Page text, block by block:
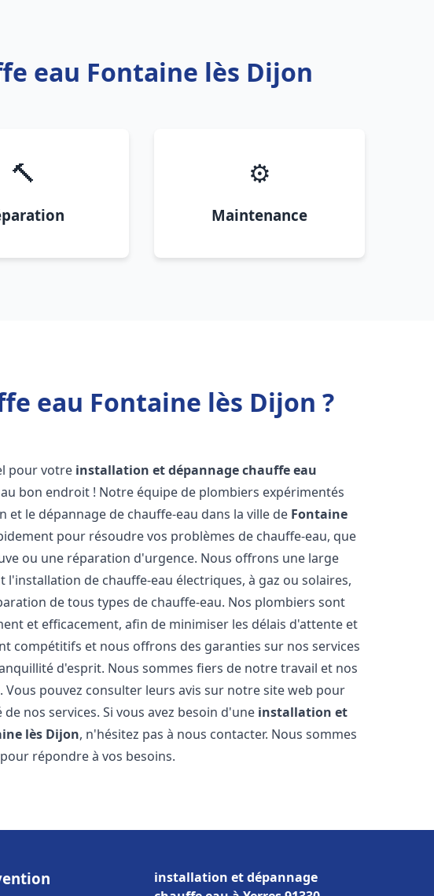
eau Fontaine lès Dijon
🔨 ⚙️
Maintenance
eau Fontaine lès Dijon ?
pour votre installation et dépannage chauffe eau
au bon endroit ! Notre équipe de plombiers expérimentés
et le dépannage de chauffe-eau dans la ville de Fontaine
pour résoudre vos problèmes de chauffe-eau, que
ou une réparation d'urgence. Nous offrons une large
l'installation de chauffe-eau électriques, à gaz ou solaires,
de tous types de chauffe-eau. Nos plombiers sont
et efficacement, afin de minimiser les délais d'attente et
compétitifs et nous offrons des garanties sur nos services
d'esprit. Nous sommes fiers de notre travail et nos
pouvez consulter leurs avis sur notre site web pour
nos services. Si vous avez besoin d'une installation et
lès Dijon, n'hésitez pas à nous contacter. Nous sommes
répondre à vos besoins.
installation et dépannage